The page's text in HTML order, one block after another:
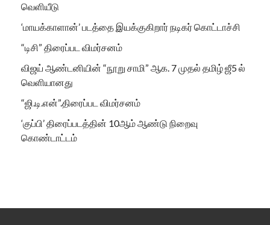
வெளியீடு
‘மாயக்காளான்’ படத்தை இயக்குகிறார் நடிகர் கொட்டாச்சி
“டிசி” திரைப்பட விமர்சனம்
விஜய் ஆண்டனியின் “நூறு சாமி” ஆக. 7 முதல் தமிழ் ஜீ5 ல்
வெளியானது
“ஜி.டி.என்”.திரைப்பட விமர்சனம்
‘குப்பி’ திரைப்படத்தின் 10ஆம் ஆண்டு நிறைவு
கொண்டாட்டம்